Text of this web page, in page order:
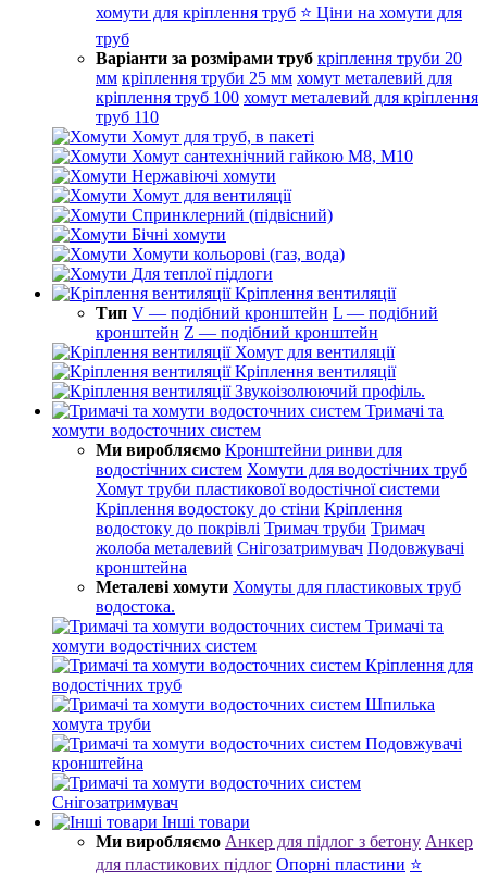
хомути для кріплення труб ⭐ Ціни на хомути для
труб
Варіанти за розмірами труб кріплення труби 20
мм кріплення труби 25 мм хомут металевий для
кріплення труб 100 хомут металевий для кріплення
труб 110
Хомут для труб, в пакеті
Хомут сантехнічний гайкою М8, М10
Нержавіючі хомути
Хомут для вентиляції
Спринклерний (підвісний)
Бічні хомути
Хомути кольорові (газ, вода)
Для теплої підлоги
Кріплення вентиляції
Тип V — подібний кронштейн L — подібний
кронштейн Z — подібний кронштейн
Хомут для вентиляції
Кріплення вентиляції
Звукоізолюючий профіль.
Тримачі та
хомути водосточних систем
Ми виробляємо Кронштейни ринви для
водостічних систем Хомути для водостічних труб
Хомут труби пластикової водостічної системи
Кріплення водостоку до стіни Кріплення
водостоку до покрівлі Тримач труби Тримач
жолоба металевий Снігозатримувач Подовжувачі
кронштейна
Металеві хомути Хомуты для пластиковых труб
водостока.
Тримачі та
хомути водостічних систем
Кріплення для
водостічних труб
Шпилька
хомута труби
Подовжувачі
кронштейна
Снігозатримувач
Інші товари
Ми виробляємо Анкер для підлог з бетону Анкер
для пластикових підлог Опорні пластини ⭐